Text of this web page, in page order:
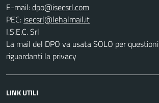
E-mail:
PEC:
I.S.E.C. Srl
La mail del DPO va usata SOLO per questioni
riguardanti la privacy
LINK UTILI